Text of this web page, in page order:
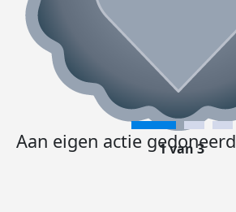
Aan eigen actie gedoneerd
1 van 3